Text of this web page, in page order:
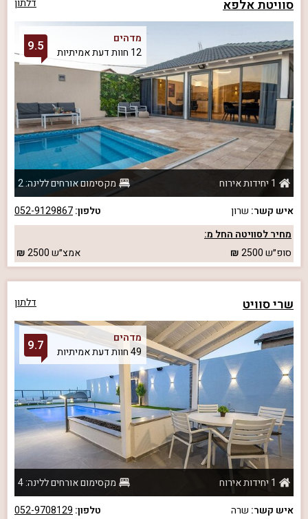
סוויטת אלפא דלתון
מדהים
12 חוות דעת אמיתיות
9.5
1 יחידות אירוח
מקסימום אורחים ללינה: 2
איש קשר: שרון טלפון:052-9129867
מחיר לסוויטה החל מ:
סופ״ש2500 אמצ״ש2500
שרי סוויט דלתון
מדהים
49 חוות דעת אמיתיות
9.7
1 יחידות אירוח
מקסימום אורחים ללינה: 4
איש קשר: שרה טלפון: 052-9708129